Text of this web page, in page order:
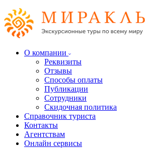
О компании
Реквизиты
Отзывы
Способы оплаты
Публикации
Сотрудники
Скидочная политика
Справочник туриста
Контакты
Агентствам
Онлайн сервисы